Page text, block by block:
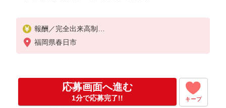
報酬／完全出来高制
◎扶養の範囲内OK◎扶養の範囲を超えた高収入（10
万円以上）OK
問い合わせください！
＊収入補償（10ヶ月）／月10万円※研修・社員同行
フォローも約2ヶ月間と充実！
◆商品買取りなし！しっかり稼げます◎
福岡県春日市
応募画面へ進む
1分で応募完了!! キープ